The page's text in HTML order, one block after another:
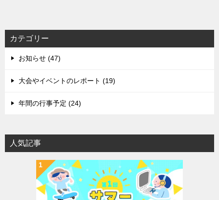
カテゴリー
お知らせ (47)
大会やイベントのレポート (19)
年間の行事予定 (24)
人気記事